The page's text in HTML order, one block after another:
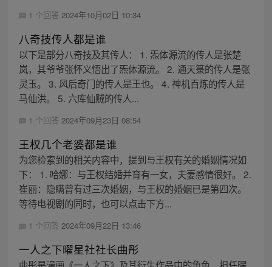
1 个回答 2024年10月02日 10:34
八奇技传人都是谁
以下是部分八奇技及其传人： 1. 炁体源流的传人是张楚
岚，其爷爷张怀义悟出了炁体源流。 2. 通天箓的传人是张
灵玉。 3. 风后奇门的传人是王也。 4. 神机百炼的传人是
马仙洪。 5. 六库仙贼的传人...
1 个回答 2024年09月23日 08:54
王权几个老婆都是谁
为您检索到的相关内容中，提到与王权有关的婚姻情况如
下： 1. 哈娜：与王权结婚并育有一女，夫妻感情很好。 2.
崔丽：隐瞒曾有过三次婚姻，与王权的婚姻已是第四次。
等待电视剧的同时，也可以点击下方...
1 个回答 2024年09月22日 13:46
一人之下曜星社社长曲彤